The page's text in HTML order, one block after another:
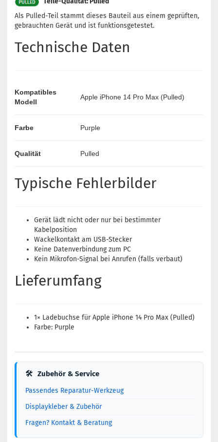
Als Pulled-Teil stammt dieses Bauteil aus einem geprüften,
gebrauchten Gerät und ist funktionsgetestet.
Technische Daten
Kompatibles
Modell
Apple iPhone 14 Pro Max (Pulled)
Farbe Purple
Qualität Pulled
Typische Fehlerbilder
Gerät lädt nicht oder nur bei bestimmter
Kabelposition
Wackelkontakt am USB-Stecker
Keine Datenverbindung zum PC
Kein Mikrofon-Signal bei Anrufen (falls verbaut)
Lieferumfang
1× Ladebuchse für Apple iPhone 14 Pro Max (Pulled)
Farbe: Purple
🛠 Zubehör & Service
Passendes Reparatur-Werkzeug
Displaykleber & Zubehör
Fragen? Kontakt & Beratung